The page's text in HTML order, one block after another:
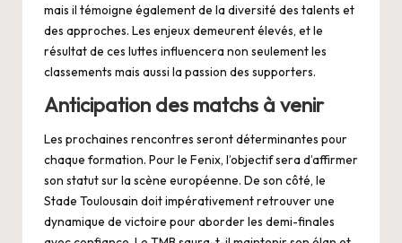
mais il témoigne également de la diversité des talents et
des approches. Les enjeux demeurent élevés, et le
résultat de ces luttes influencera non seulement les
classements mais aussi la passion des supporters.
Anticipation des matchs à venir
Les prochaines rencontres seront déterminantes pour
chaque formation. Pour le Fenix, l’objectif sera d’affirmer
son statut sur la scène européenne. De son côté, le
Stade Toulousain doit impérativement retrouver une
dynamique de victoire pour aborder les demi-finales